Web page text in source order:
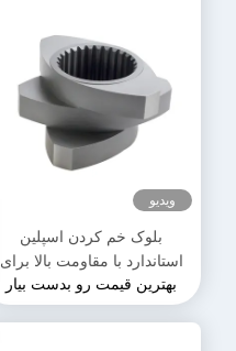
ویدیو
بلوک خم کردن اسپلین
استاندارد با مقاومت بالا برای
اکسترودرهای دو پیچ
بهترین قیمت رو بدست بیار